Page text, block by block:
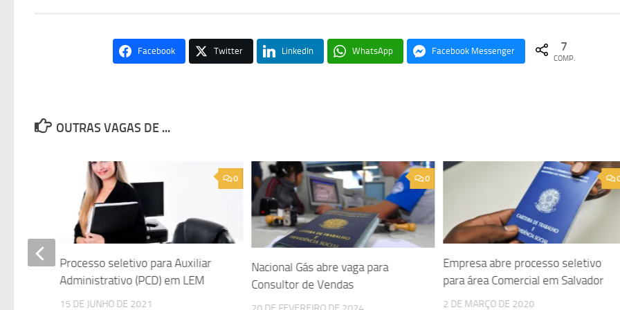
Facebook Twitter LinkedIn WhatsApp Facebook Messenger 7
COMP.
OUTRAS VAGAS DE ...
0
Nacional Gás abre vaga para
Consultor de Vendas
Empresa abre processo seletivo
para área Comercial em Salvador
2 DE MARÇO DE 2020
de
0
Processo seletivo para Auxiliar
Administrativo (PCD) em LEM
15 DE JUNHO DE 2021